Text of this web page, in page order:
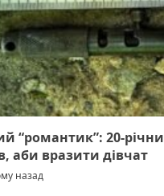
“романтик”: 20-
аби вразити дівчат
назад